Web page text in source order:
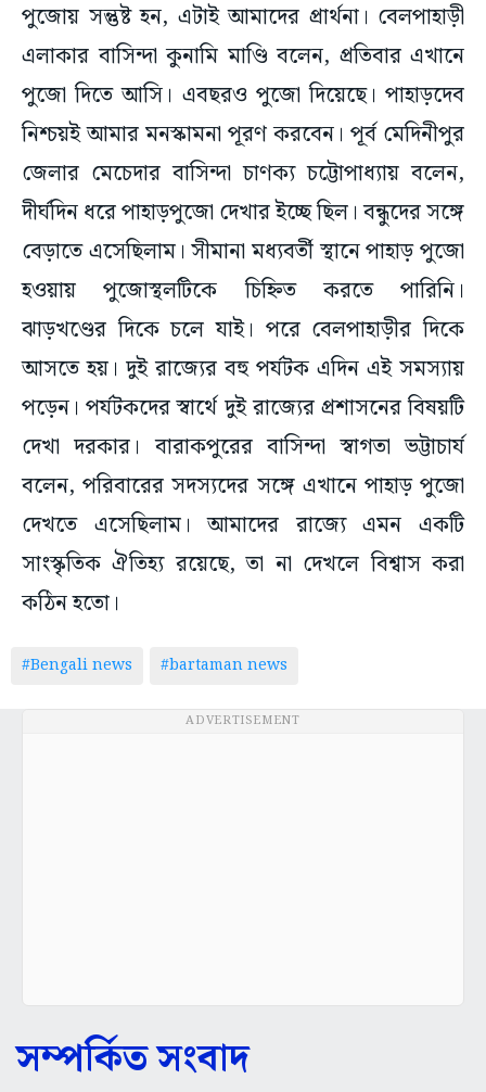
পুজোয় সন্তুষ্ট হন, এটাই আমাদের প্রার্থনা। বেলপাহাড়ী
এলাকার বাসিন্দা কুনামি মাণ্ডি বলেন, প্রতিবার এখানে
পুজো দিতে আসি। এবছরও পুজো দিয়েছে। পাহাড়দেব
নিশ্চয়ই আমার মনস্কামনা পূরণ করবেন। পূর্ব মেদিনীপুর
জেলার মেচেদার বাসিন্দা চাণক্য চট্টোপাধ্যায় বলেন,
দীর্ঘদিন ধরে পাহাড়পুজো দেখার ইচ্ছে ছিল। বন্ধুদের সঙ্গে
বেড়াতে এসেছিলাম। সীমানা মধ্যবর্তী স্থানে পাহাড় পুজো
হওয়ায় পুজোস্থলটিকে চিহ্নিত করতে পারিনি।
ঝাড়খণ্ডের দিকে চলে যাই। পরে বেলপাহাড়ীর দিকে
আসতে হয়। দুই রাজ্যের বহু পর্যটক এদিন এই সমস্যায়
পড়েন। পর্যটকদের স্বার্থে দুই রাজ্যের প্রশাসনের বিষয়টি
দেখা দরকার। বারাকপুরের বাসিন্দা স্বাগতা ভট্টাচার্য
বলেন, পরিবারের সদস্যদের সঙ্গে এখানে পাহাড় পুজো
দেখতে এসেছিলাম। আমাদের রাজ্যে এমন একটি
সাংস্কৃতিক ঐতিহ্য রয়েছে, তা না দেখলে বিশ্বাস করা
কঠিন হতো।
#Bengali news #bartaman news
ADVERTISEMENT
সম্পর্কিত সংবাদ